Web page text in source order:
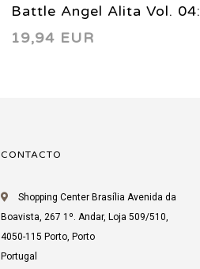
Battle Angel Alita Vol. 04:
Angel of Victory 1995
19,94 EUR
CONTACTO
Shopping Center Brasília Avenida da
Boavista, 267 1º. Andar, Loja 509/510,
4050-115 Porto, Porto
Portugal